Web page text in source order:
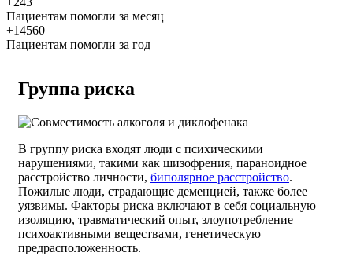
Пациентам помогли за месяц
+14560
Пациентам помогли за год
Группа риска
В группу риска входят люди с психическими
нарушениями, такими как шизофрения, параноидное
расстройство личности, биполярное расстройство.
Пожилые люди, страдающие деменцией, также более
уязвимы. Факторы риска включают в себя социальную
изоляцию, травматический опыт, злоупотребление
психоактивными веществами, генетическую
предрасположенность.